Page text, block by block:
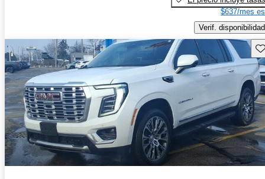
$637/mes
Verif. disponibilidad